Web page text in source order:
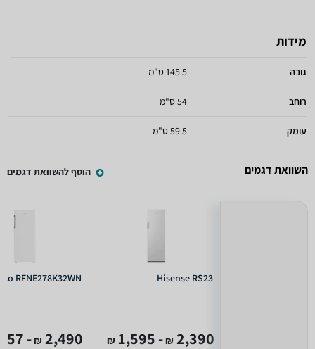
מידות
גובה 145.5 ס"מ
רוחב 54 ס"מ
עומק 59.5 ס"מ
השוואת דגמים הוסף להשוואת דגמים
Hisense RS23
2,390
₪
- 1,595
₪
RFNE278K32WN
2,490
₪
- 1,757